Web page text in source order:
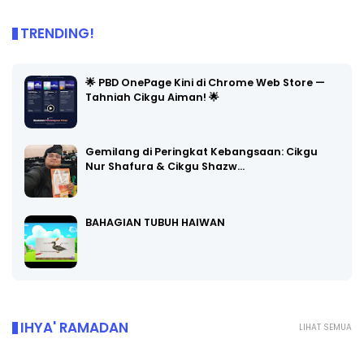
TRENDING!
🌟 PBD OnePage Kini di Chrome Web Store —
Tahniah Cikgu Aiman! 🌟
Gemilang di Peringkat Kebangsaan: Cikgu
Nur Shafura & Cikgu Shazw…
BAHAGIAN TUBUH HAIWAN
LIHAT SEMUA
IHYA' RAMADAN